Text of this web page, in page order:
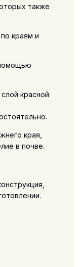
также
краям и
красной
края,
в почве.